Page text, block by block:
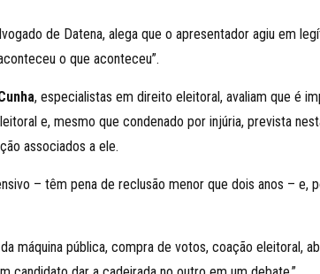
de Datena, alega que o apresentador agiu em
o que aconteceu”.
, especialistas em direito eleitoral, avaliam que é
e, mesmo que condenado por injúria, prevista
associados a ele.
– têm pena de reclusão menor que dois anos – e,
máquina pública, compra de votos, coação eleitoral,